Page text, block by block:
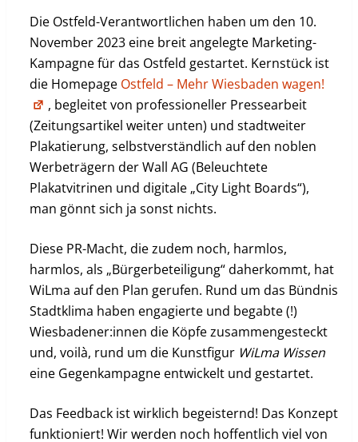
Die Ostfeld-Verantwortlichen haben um den 10.
November 2023 eine breit angelegte Marketing-
Kampagne für das Ostfeld gestartet. Kernstück ist
die Homepage Ostfeld – Mehr Wiesbaden wagen!
, begleitet von professioneller Pressearbeit
(Zeitungsartikel weiter unten) und stadtweiter
Plakatierung, selbstverständlich auf den noblen
Werbeträgern der Wall AG (Beleuchtete
Plakatvitrinen und digitale „City Light Boards“),
man gönnt sich ja sonst nichts.
Diese PR-Macht, die zudem noch, harmlos,
harmlos, als „Bürgerbeteiligung“ daherkommt, hat
WiLma auf den Plan gerufen. Rund um das Bündnis
Stadtklima haben engagierte und begabte (!)
Wiesbadener:innen die Köpfe zusammengesteckt
und, voilà, rund um die Kunstfigur WiLma Wissen
eine Gegenkampagne entwickelt und gestartet.
Das Feedback ist wirklich begeisternd! Das Konzept
funktioniert! Wir werden noch hoffentlich viel von